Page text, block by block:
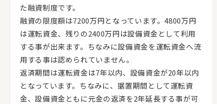
た融資制度です。
融資の限度額は7200万円となっています。4800万円
は運転資金、残りの2400万円は設備資金として利用
する事が出来ます。ちなみに設備資金を運転資金へ流
用する事は認められていません。
返済期間は運転資金は7年以内、設備資金が20年以内
となっています。ちなみに、据置期間として運転資
金、設備資金ともに元金の返済を2年延長する事が可